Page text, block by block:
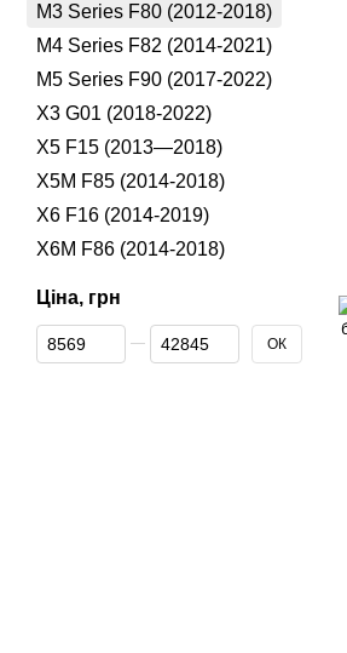
M3 Series F80 (2012-2018)
M4 Series F82 (2014-2021)
M5 Series F90 (2017-2022)
X3 G01 (2018-2022)
X5 F15 (2013—2018)
X5M F85 (2014-2018)
X6 F16 (2014-2019)
X6M F86 (2014-2018)
Ціна, грн
Від Ціна, грн
До Ціна, грн ОК